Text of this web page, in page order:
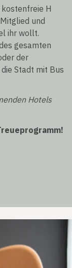
ihr wollt.
gesamten
der
Stadt mit Bus
Hotels